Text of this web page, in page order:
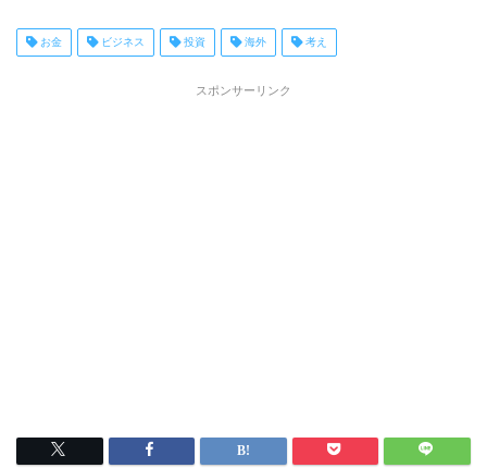
お金 ビジネス 投資 海外 考え
スポンサーリンク